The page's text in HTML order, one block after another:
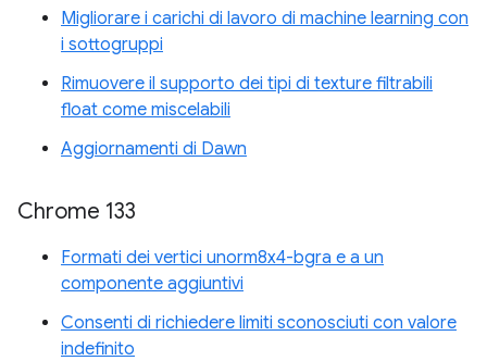
Migliorare i carichi di lavoro di machine learning con
i sottogruppi
Rimuovere il supporto dei tipi di texture filtrabili
float come miscelabili
Aggiornamenti di Dawn
Chrome 133
Formati dei vertici unorm8x4-bgra e a un
componente aggiuntivi
Consenti di richiedere limiti sconosciuti con valore
indefinito